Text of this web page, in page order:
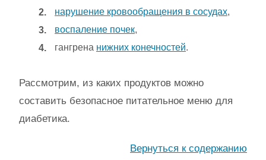
нарушение кровообращения в сосудах,
воспаление почек,
гангрена нижних конечностей.
Рассмотрим, из каких продуктов можно
составить безопасное питательное меню для
диабетика.
Вернуться к содержанию